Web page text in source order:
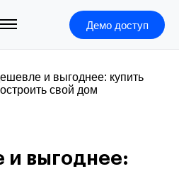
Демо доступ
и выгоднее: купить
свой дом
и выгоднее: